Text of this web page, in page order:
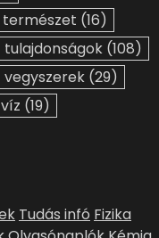
természet (16)
tulajdonságok (108)
vegyszerek (29)
víz (19)
Tudás infó Fizika